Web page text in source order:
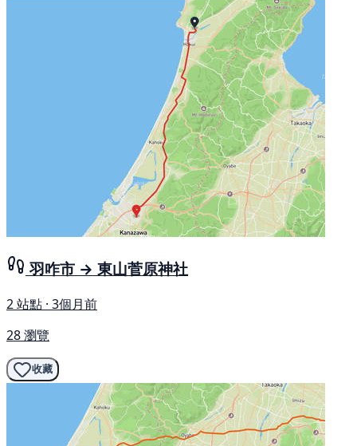
羽咋市 → 東山菅原神社
2 站點 · 3個月前
28 瀏覽
收藏